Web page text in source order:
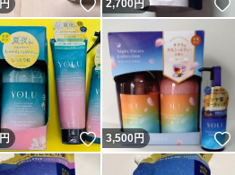
！
円 いいね！
2,700円
円 いいね！
3,500円